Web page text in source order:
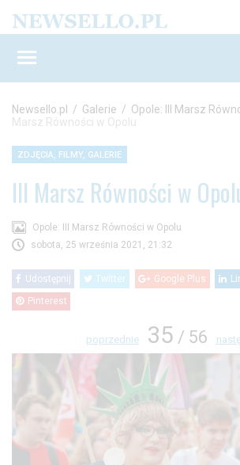
Newsello.pl / Galerie / Opole: III Marsz
Marsz Równości w Opolu
ZDJĘCIA, FILMY, GALERIE
III Marsz Równości w
Opole: III Marsz Równości w Opolu
sobota, 25 września 2021, 21:32
Udostępnij Twitter Google Plus
Pinterest
poprzednie 35 / 56